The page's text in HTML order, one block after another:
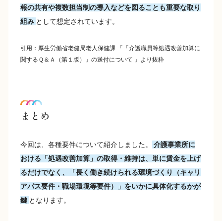
報の共有や複数担当制の導入などを図ることも重要な取り
組み として想定されています。
引用：厚生労働省老健局老人保健課 「「介護職員等処遇改善加算に
関するＱ＆Ａ（第１版）」の送付について 」より抜粋
まとめ
今回は、各種要件について紹介しました。
介護事業所に
おける「処遇改善加算」の取得・維持は、単に賃金を上げ
るだけでなく、「長く働き続けられる環境づくり（キャリ
アパス要件・職場環境等要件）」をいかに具体化するかが
鍵 となります。